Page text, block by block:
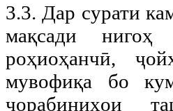
3.3. Дар сурати
мақсади нигоҳ
роҳиоҳанчӣ,
мувофиқа бо
чорабиниҳои